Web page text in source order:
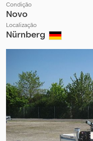
Condição
Novo
Localização
Nürnberg